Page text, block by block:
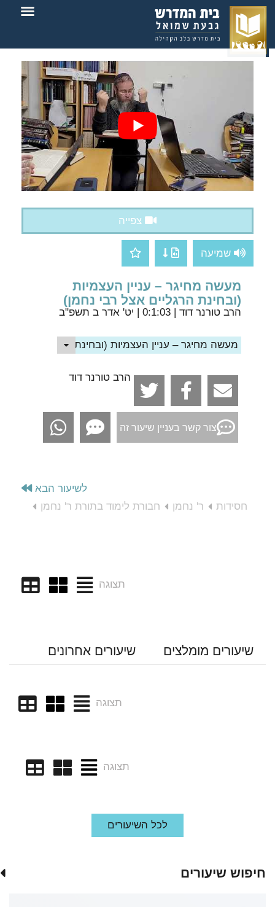
צפייה
שמיעה
מעשה מחיגר – עניין העצמיות
(ובחינת הרגליים אצל רבי נחמן)
הרב טורנר דוד
מעשה מחיגר – עניין העצמיות (ובחינת הרגליים אצל
הרב טורנר דוד
צור קשר בעניין שיעור זה
לשיעור הבא
חסידות
ר' נחמן חבורת לימוד בתורת ר' נחמן
תצוגה
שיעורים מומלצים שיעורים אחרונים
תצוגה
תצוגה
לכל השיעורים
חיפוש שיעורים